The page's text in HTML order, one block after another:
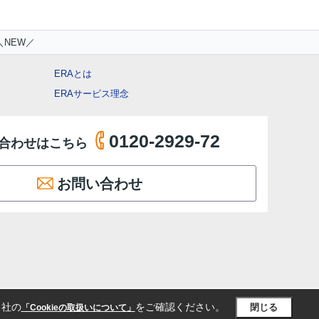
NEW／
ERAとは
ERAサービス理念
わせはこちら 0120-2929-72
お問い合わせ
の「Cookieの取扱いについて」 をご確認ください。 閉じる